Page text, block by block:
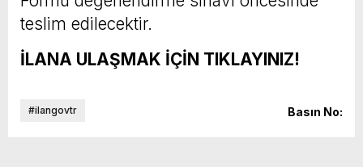
teslim edilecektir.
İLANA ULAŞMAK İÇİN TIKLAYINIZ!
#ilangovtr Basın No: